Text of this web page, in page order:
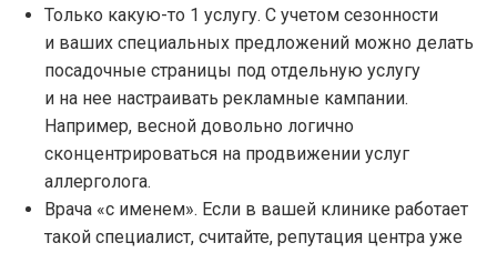
Только какую-то 1 услугу. С учетом сезонности
и ваших специальных предложений можно делать
посадочные страницы под отдельную услугу
и на нее настраивать рекламные кампании.
Например, весной довольно логично
сконцентрироваться на продвижении услуг
аллерголога.
Врача «с именем». Если в вашей клинике работает
такой специалист, считайте, репутация центра уже